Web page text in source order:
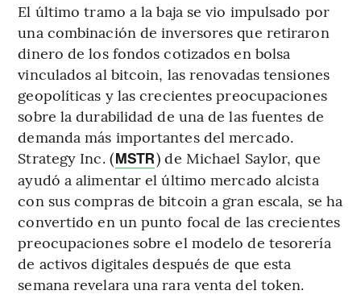
El último tramo a la baja se vio impulsado por
una combinación de inversores que retiraron
dinero de los fondos cotizados en bolsa
vinculados al bitcoin, las renovadas tensiones
geopolíticas y las crecientes preocupaciones
sobre la durabilidad de una de las fuentes de
demanda más importantes del mercado.
Strategy Inc. (MSTR) de Michael Saylor, que
ayudó a alimentar el último mercado alcista
con sus compras de bitcoin a gran escala, se ha
convertido en un punto focal de las crecientes
preocupaciones sobre el modelo de tesorería
de activos digitales después de que esta
semana revelara una rara venta del token.